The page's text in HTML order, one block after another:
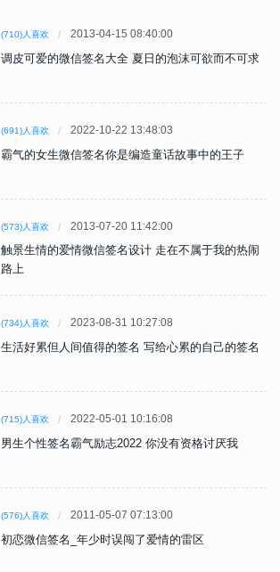
(710)人喜欢 2013-04-15 08:40:00
调皮可爱的微信签名大全 夏日的泡沫可欲而不可求
(691)人喜欢 2022-10-22 13:48:03
霸气的女生微信签名你是编造童话故事中的王子
(573)人喜欢 2013-07-20 11:42:00
触景生情的爱情微信签名设计 走在不属于我的热闹
路上
(734)人喜欢 2023-08-31 10:27:08
生活好累但人间值得的签名 写给心累的自己的签名
(715)人喜欢 2022-05-01 10:16:08
男生个性签名霸气励志2022 你没有资格讨厌我
(576)人喜欢 2011-05-07 07:13:00
初恋微信签名_年少时误闯了爱情的雷区